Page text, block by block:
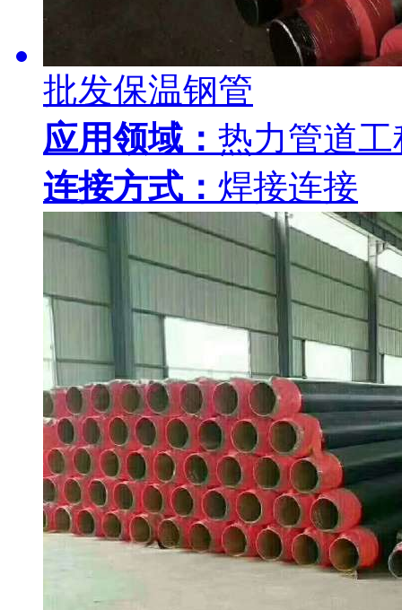
批发保温钢管
应用领域： 热力管道工
连接方式： 焊接连接